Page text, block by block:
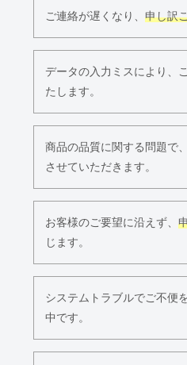
ご連絡が遅くなり、 申し訳
データの入力ミスにより、
たします。
商品の品質に関する問題で
させていただきます。
お客様のご要望に沿えず、
じます。
システムトラブルでご不便
中です。